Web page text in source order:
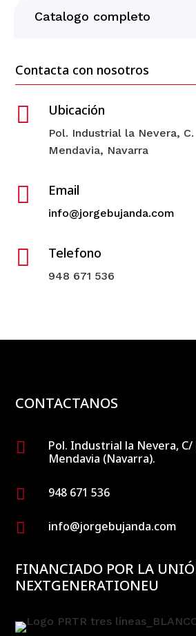
Catalogo completo
Contacta con nosotros
 Ubicación
Pol. Industrial la Nevera, C.
Mendavia, Navarra
 Email
info@jorgebujanda.com
 Telefono
948 671 536
CONTACTANOS

Pol. Industrial la Nevera, C/
Mendavia (Navarra).
 948 671 536
 info@jorgebujanda.com
FINANCIADO POR LA
NEXTGENERATIONEU